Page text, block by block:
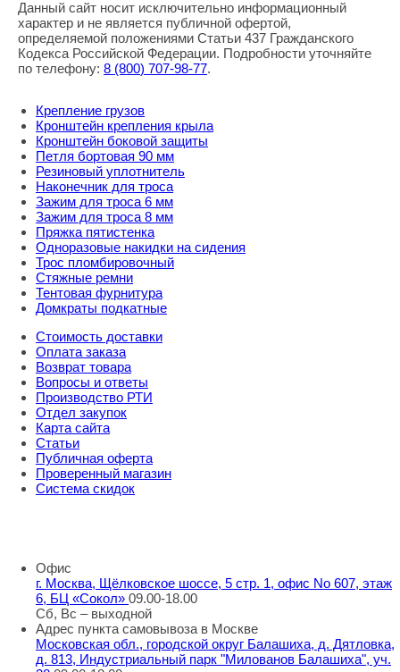
Данный сайт носит исключительно информационный
характер и не является публичной офертой,
определяемой положениями Статьи 437 Гражданского
Кодекса Российской Федерации. Подробности уточняйте
по телефону: 8 (800) 707-98-77.
Крепление грузов
Кронштейн крепления крыла
Кронштейн боковой защиты
Петля бортовая 90 мм
Резиновый уплотнитель
Наконечник для троса
Зажим для троса 6 мм
Зажим для троса 8 мм
Пряжка пятистенка
Одноразовые накидки на сидения
Трос пломбировочный
Стяжные ремни
Тентовая фурнитура
Домкраты подкатные
Стоимость доставки
Оплата заказа
Возврат товара
Вопросы и ответы
Производство РТИ
Отдел закупок
Карта сайта
Статьи
Публичная оферта
Проверенный магазин
Система скидок
Офис
г. Москва, Щёлковское шоссе, 5 стр. 1, офис No 607, этаж
6, БЦ «Сокол» 09.00-18.00
Сб, Вс – выходной
Адрес пункта самовывоза в Москве
Московская обл., городской округ Балашиха, д. Дятловка,
д. 813, Индустриальный парк "Милованов Балашиха", уч.